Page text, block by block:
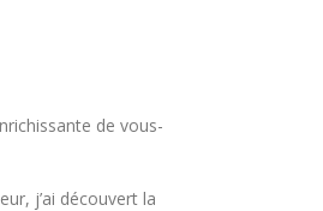
de vous-
j’ai découvert la